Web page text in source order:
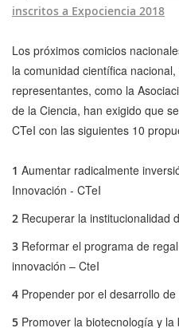
inscritos a Expociencia 2018
Los próximos comicios
la comunidad científica
representantes, como la
de la Ciencia, han exigido que
CTeI con las siguientes 10
1 Aumentar radicalmente
Innovación - CTeI
2 Recuperar la institucionalidad
3 Reformar el programa de
innovación – CteI
4 Propender por el desarrollo
5 Promover la biotecnología y